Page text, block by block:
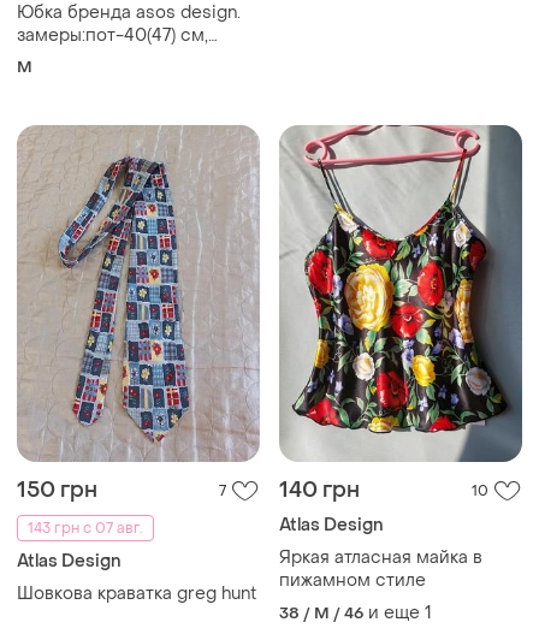
Юбка бренда asos design.
замеры:пот-40(47) см,
поб-55(62), длина изделия
M
150 грн
7
143 грн с 07 авг.
Atlas Design
Шовкова краватка greg hunt
140 грн 10
Atlas Design
Яркая атласная майка в
пижамном стиле
38 / M / 46 и еще 1